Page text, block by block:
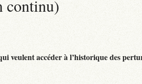
continu)
veulent accéder à l’historique des